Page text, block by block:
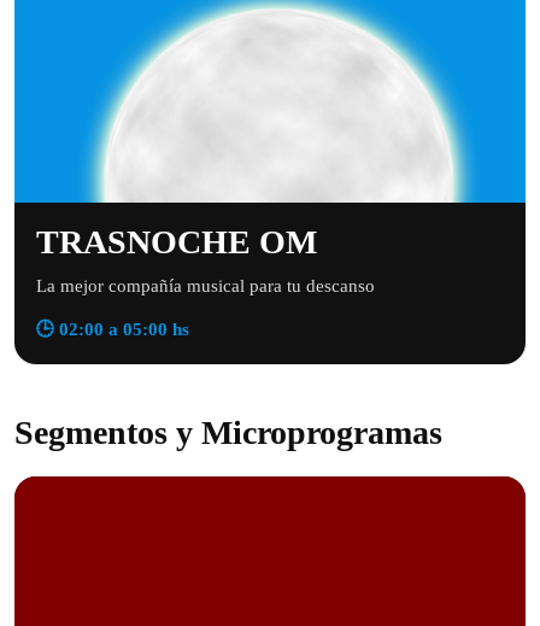
TRASNOCHE OM
La mejor compañía musical para tu descanso
🕒 02:00 a 05:00 hs
Segmentos y Microprogramas